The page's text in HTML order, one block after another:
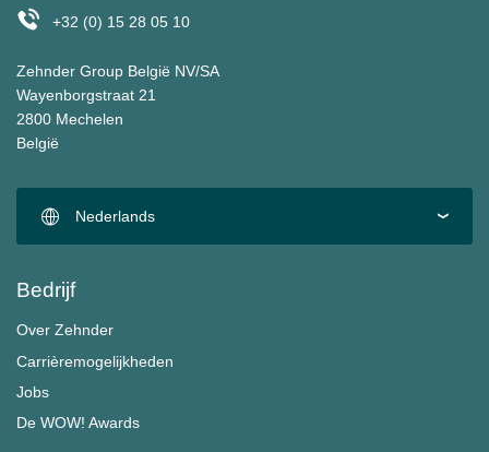
+32 (0) 15 28 05 10
Zehnder Group België NV/SA
Wayenborgstraat 21
2800 Mechelen
België
Nederlands
Bedrijf
Over Zehnder
Carrièremogelijkheden
Jobs
De WOW! Awards